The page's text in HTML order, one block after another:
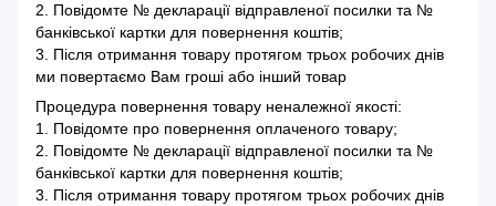
2. Повідомте № декларації відправленої посилки та №
банківської картки для повернення коштів;
3. Після отримання товару протягом трьох робочих днів
ми повертаємо Вам гроші або інший товар
Процедура повернення товару неналежної якості:
1. Повідомте про повернення оплаченого товару;
2. Повідомте № декларації відправленої посилки та №
банківської картки для повернення коштів;
3. Після отримання товару протягом трьох робочих днів